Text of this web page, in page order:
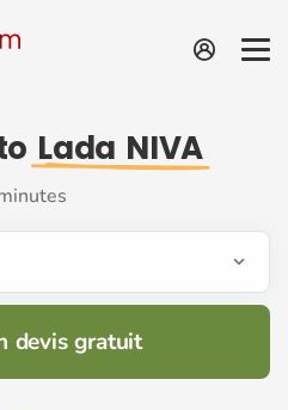
Lada NIVA
devis gratuit